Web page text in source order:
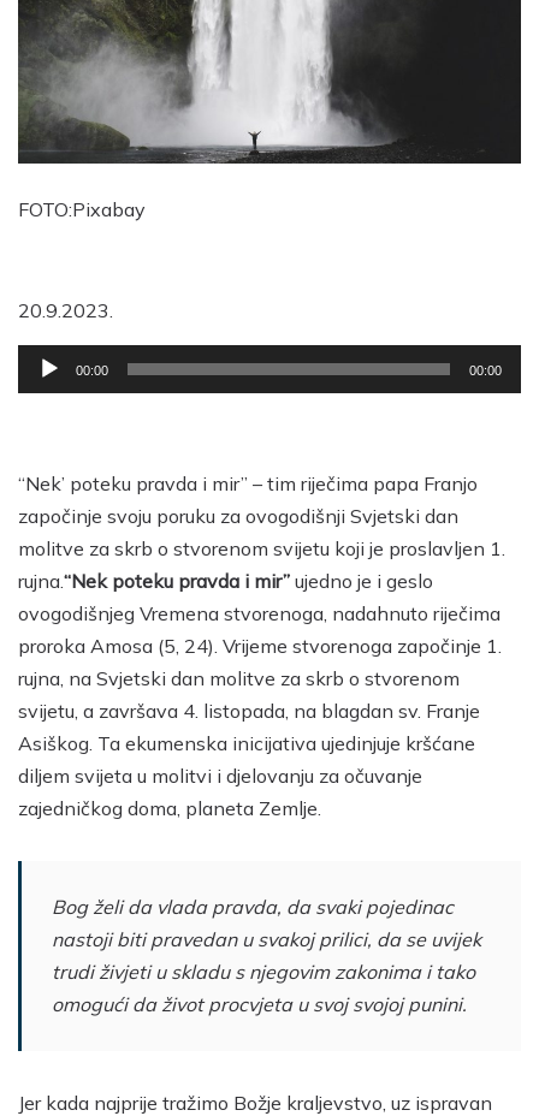
FOTO:Pixabay
20.9.2023.
Reproduktor
audiozapisa
00:00 00:00
“Nek’ poteku pravda i mir” – tim riječima papa Franjo
započinje svoju poruku za ovogodišnji Svjetski dan
molitve za skrb o stvorenom svijetu koji je proslavljen 1.
rujna.“Nek poteku pravda i mir” ujedno je i geslo
ovogodišnjeg Vremena stvorenoga, nadahnuto riječima
proroka Amosa (5, 24). Vrijeme stvorenoga započinje 1.
rujna, na Svjetski dan molitve za skrb o stvorenom
svijetu, a završava 4. listopada, na blagdan sv. Franje
Asiškog. Ta ekumenska inicijativa ujedinjuje kršćane
diljem svijeta u molitvi i djelovanju za očuvanje
zajedničkog doma, planeta Zemlje.
Bog želi da vlada pravda, da svaki pojedinac
nastoji biti pravedan u svakoj prilici, da se uvijek
trudi živjeti u skladu s njegovim zakonima i tako
omogući da život procvjeta u svoj svojoj punini.
Jer kada najprije tražimo Božje kraljevstvo, uz ispravan